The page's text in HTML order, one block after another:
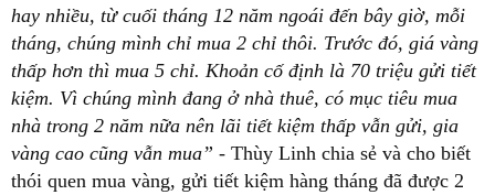
hay nhiều, từ cuối tháng 12 năm ngoái đến bây giờ, mỗi
tháng, chúng mình chỉ mua 2 chỉ thôi. Trước đó, giá vàng
thấp hơn thì mua 5 chỉ. Khoản cố định là 70 triệu gửi tiết
kiệm. Vì chúng mình đang ở nhà thuê, có mục tiêu mua
nhà trong 2 năm nữa nên lãi tiết kiệm thấp vẫn gửi, gia
vàng cao cũng vẫn mua” - Thùy Linh chia sẻ và cho biết
thói quen mua vàng, gửi tiết kiệm hàng tháng đã được 2